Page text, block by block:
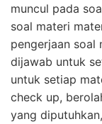
muncul pada
soal materi
pengerjaan soal
dijawab untuk
untuk setiap
check up,
yang